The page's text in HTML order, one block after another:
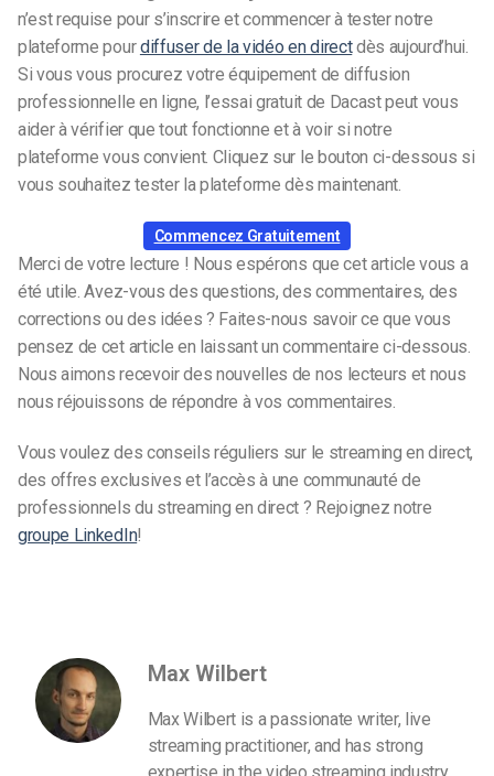
n’est requise pour s’inscrire et commencer à tester notre
plateforme pourdiffuser de la vidéo en directdès aujourd’hui.
Si vous vous procurez votre équipement de diffusion
professionnelle en ligne, l’essai gratuit de Dacast peut vous
aider à vérifier que tout fonctionne et à voir si notre
plateforme vous convient. Cliquez sur le bouton ci-dessous si
vous souhaitez tester la plateforme dès maintenant.
Commencez Gratuitement
Merci de votre lecture ! Nous espérons que cet article vous a
été utile. Avez-vous des questions, des commentaires, des
corrections ou des idées ? Faites-nous savoir ce que vous
pensez de cet article en laissant un commentaire ci-dessous.
Nous aimons recevoir des nouvelles de nos lecteurs et nous
nous réjouissons de répondre à vos commentaires.
Vous voulez des conseils réguliers sur le streaming en direct,
des offres exclusives et l’accès à une communauté de
professionnels du streaming en direct ? Rejoignez notre
groupe LinkedIn!
Max Wilbert
Max Wilbert is a passionate writer, live
streaming practitioner, and has strong
expertise in the video streaming industry.